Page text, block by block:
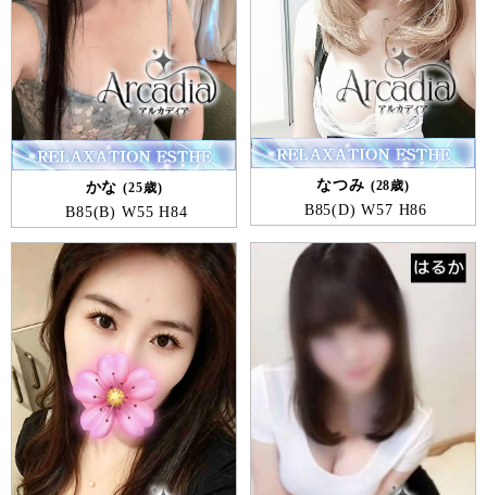
かな 25歳
B85 B W55 H84
なつみ 28歳
B85 D W57 H86